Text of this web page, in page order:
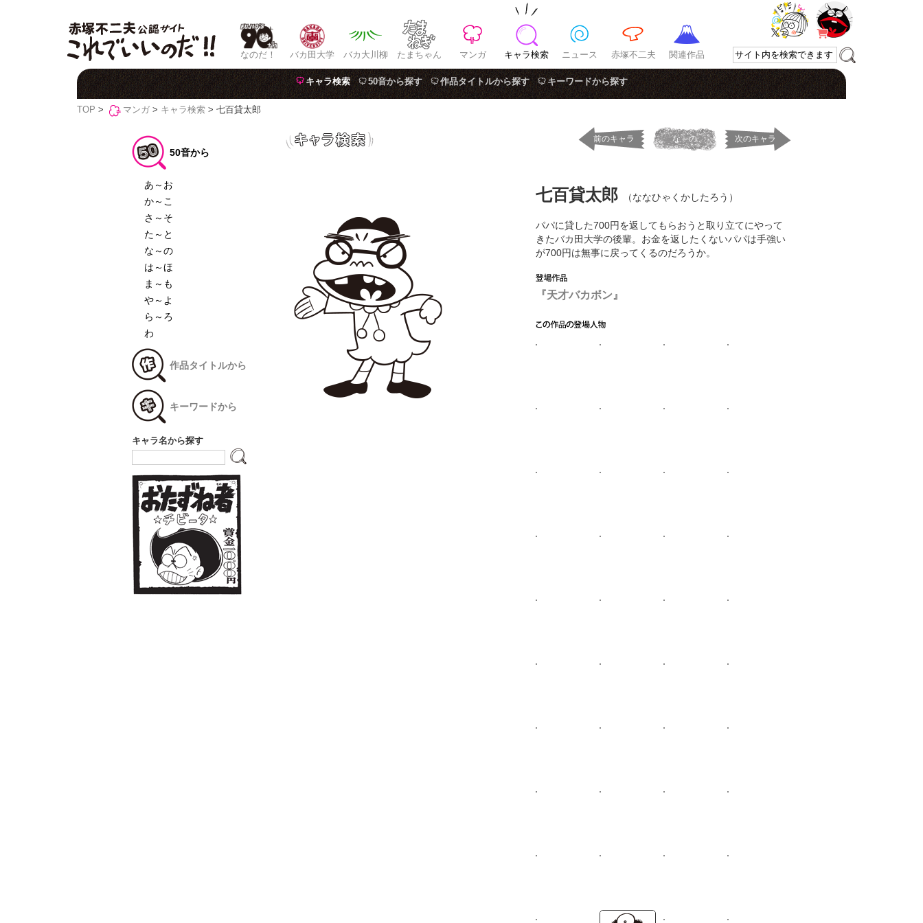
なのだ！ バカ田大学 バカ大川柳 たまちゃん マンガ キャラ検索 ニュース 赤塚不二夫 関連作品
キャラ検索 50音から探す 作品タイトルから探す キーワードから探す
TOP > マンガ > キャラ検索 > 七百貸太郎
前のキャラ な～の 次のキャラ
七百貸太郎 （ななひゃくかしたろう）
パパに貸した700円を返してもらおうと取り立てにやって
きたバカ田大学の後輩。お金を返したくないパパは手強い
が700円は無事に戻ってくるのだろうか。
『天才バカボン』
50音から
あ～お
か～こ
さ～そ
た～と
な～の
は～ほ
ま～も
や～よ
ら～ろ
わ
作品タイトルから
キーワードから
キャラ名から探す